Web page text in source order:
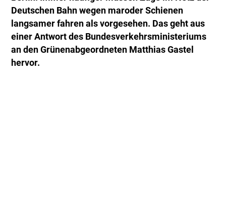
Deutschen Bahn wegen maroder Schienen
langsamer fahren als vorgesehen. Das geht aus
einer Antwort des Bundesverkehrsministeriums
an den Grünenabgeordneten Matthias Gastel
hervor.